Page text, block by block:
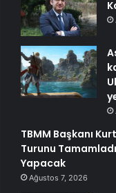
TBMM Başkanı
Turunu
Yapacak
Ağustos 7, 2026